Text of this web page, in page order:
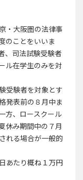
・大阪圏の法律事
のことをいいま
、司法試験受験者
ル在学生のみを対
受験者を対象とす
発表前の８月中ま
方、ロースクール
休み期間中の７月
れる場合が一般的
あたり概ね１万円